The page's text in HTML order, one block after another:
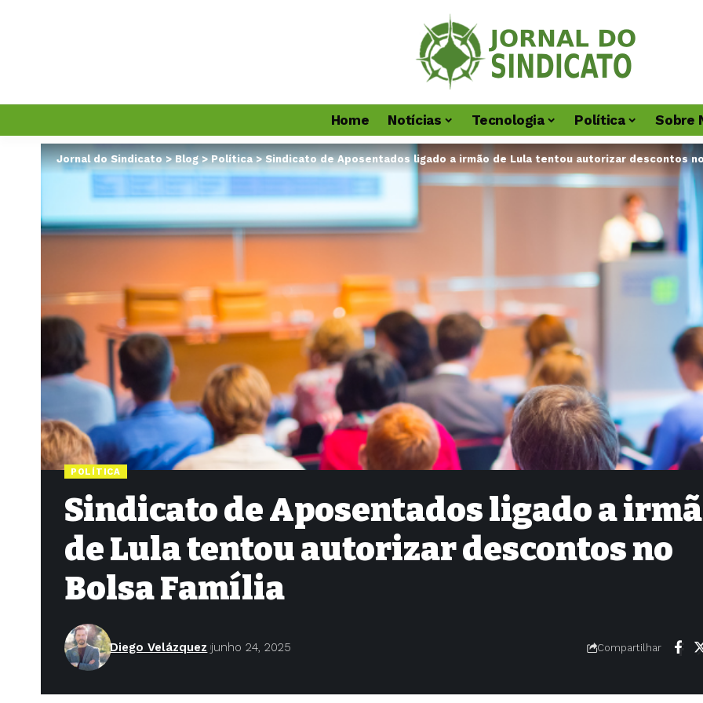
Home Notícias Tecnologia Política Sobre
Jornal do Sindicato>Blog>Política>Sindicato de Aposentados ligado a irmão de Lula tentou autorizar descontos
POLÍTICA
Sindicato de Aposentados ligado a
de Lula tentou autorizar descontos no
Bolsa Família
Diego Velázquez junho 24, 2025 Compartilhar